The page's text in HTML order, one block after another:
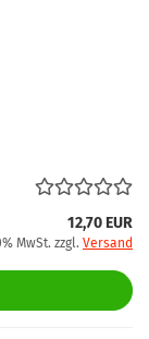
12,70 EUR
MwSt. zzgl. Versand